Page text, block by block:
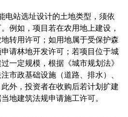
电站选址设计的土地类型，须依
例如，项目若在农用地上建设，
转用许可；如用地属于受保护森
请林地开发许可；若项目位于城
一定规模，根据《城市规划法》
市政基础设施（道路、排水）、
外，投资者在收购后若计划扩建
地建筑法规申请施工许可。